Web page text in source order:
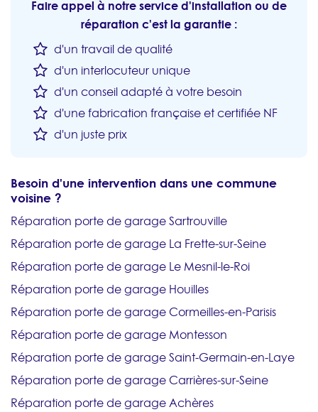
Faire appel à notre service d'installation ou de
réparation c'est la garantie :
d'un travail de qualité
d'un interlocuteur unique
d'un conseil adapté à votre besoin
d'une fabrication française et certifiée NF
d'un juste prix
Besoin d'une intervention dans une commune
voisine ?
Réparation porte de garage Sartrouville
Réparation porte de garage La Frette-sur-Seine
Réparation porte de garage Le Mesnil-le-Roi
Réparation porte de garage Houilles
Réparation porte de garage Cormeilles-en-Parisis
Réparation porte de garage Montesson
Réparation porte de garage Saint-Germain-en-Laye
Réparation porte de garage Carrières-sur-Seine
Réparation porte de garage Achères